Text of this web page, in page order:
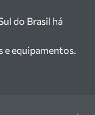
do Brasil há
e equipamentos.